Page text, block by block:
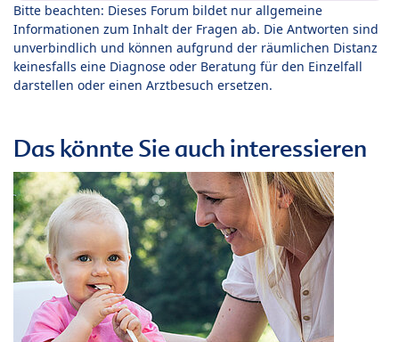
Bitte beachten: Dieses Forum bildet nur allgemeine
Informationen zum Inhalt der Fragen ab. Die Antworten sind
unverbindlich und können aufgrund der räumlichen Distanz
keinesfalls eine Diagnose oder Beratung für den Einzelfall
darstellen oder einen Arztbesuch ersetzen.
Das könnte Sie auch interessieren